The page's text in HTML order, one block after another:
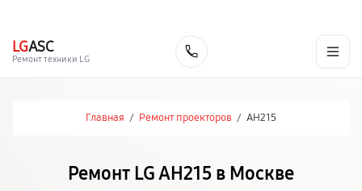
LGASC
Ремонт техники LG
Главная / Ремонт проекторов / AH215
Ремонт LG AH215 в Москве